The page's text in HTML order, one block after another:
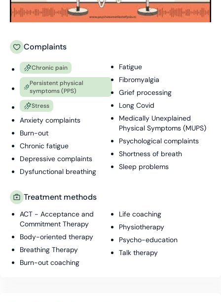
Complaints
Chronic pain
Persistent physical
symptoms (PPS)
Stress
Anxiety complaints
Burn-out
Chronic fatigue
Depressive complaints
Dysfunctional breathing
Fatigue
Fibromyalgia
Grief processing
Long Covid
Medically Unexplained
Physical Symptoms (MUPS)
Psychological complaints
Shortness of breath
Sleep problems
Treatment methods
ACT - Acceptance and
Commitment Therapy
Body-oriented therapy
Breathing Therapy
Burn-out coaching
Life coaching
Physiotherapy
Psycho-education
Talk therapy